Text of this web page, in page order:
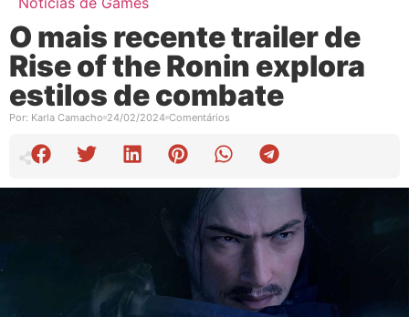
O mais recente trailer de
Rise of the Ronin explora
estilos de combate
Por: Karla Camacho 24/02/2024 Comentários